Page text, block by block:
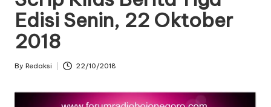
R
a
di
o
Edisi Senin, 22 Oktober
2018
Posted
By Redaksi 22/10/2018